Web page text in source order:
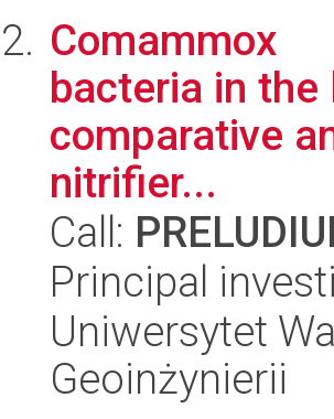
Comammox
bacteria in
comparative
nitrifier...
Call:
Principal
Uniwersytet
Geoinżynierii